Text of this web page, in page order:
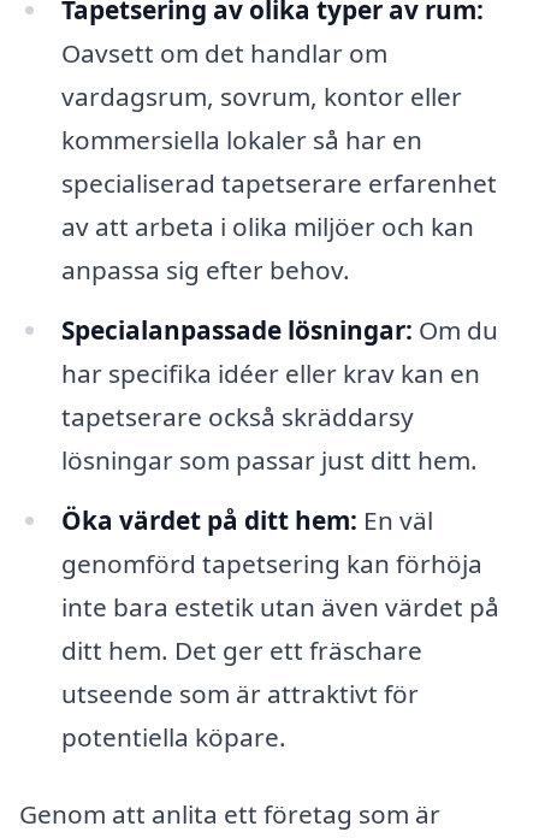
Tapetsering av olika typer av rum:
Oavsett om det handlar om
vardagsrum, sovrum, kontor eller
kommersiella lokaler så har en
specialiserad tapetserare erfarenhet
av att arbeta i olika miljöer och kan
anpassa sig efter behov.
Specialanpassade lösningar: Om du
har specifika idéer eller krav kan en
tapetserare också skräddarsy
lösningar som passar just ditt hem.
Öka värdet på ditt hem: En väl
genomförd tapetsering kan förhöja
inte bara estetik utan även värdet på
ditt hem. Det ger ett fräschare
utseende som är attraktivt för
potentiella köpare.
Genom att anlita ett företag som är